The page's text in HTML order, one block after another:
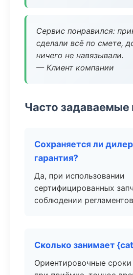
Сервис понравился:
сделали всё по смете,
ничего не навязывали.
— Клиент компании
Часто задаваемые
Сохраняется ли
гарантия?
Да, при использовании
сертифицированных
соблюдении
Сколько занимает
Ориентировочные